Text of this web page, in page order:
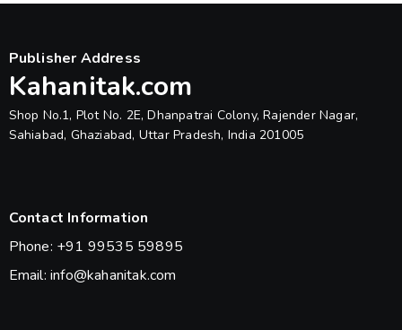
Publisher Address
Kahanitak.com
Shop No.1, Plot No. 2E, Dhanpatrai Colony, Rajender Nagar,
Sahiabad, Ghaziabad, Uttar Pradesh, India 201005
Contact Information
Phone: +91 99535 59895
Email: info@kahanitak.com